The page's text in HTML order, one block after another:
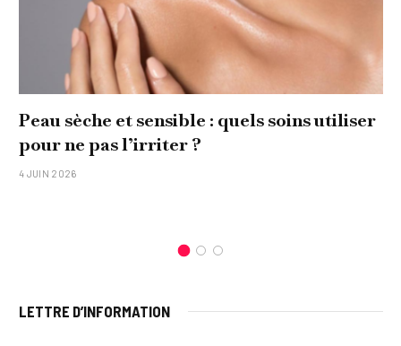
Peau sèche et sensible : quels soins utiliser
pour ne pas l’irriter ?
4 JUIN 2026
LETTRE D’INFORMATION